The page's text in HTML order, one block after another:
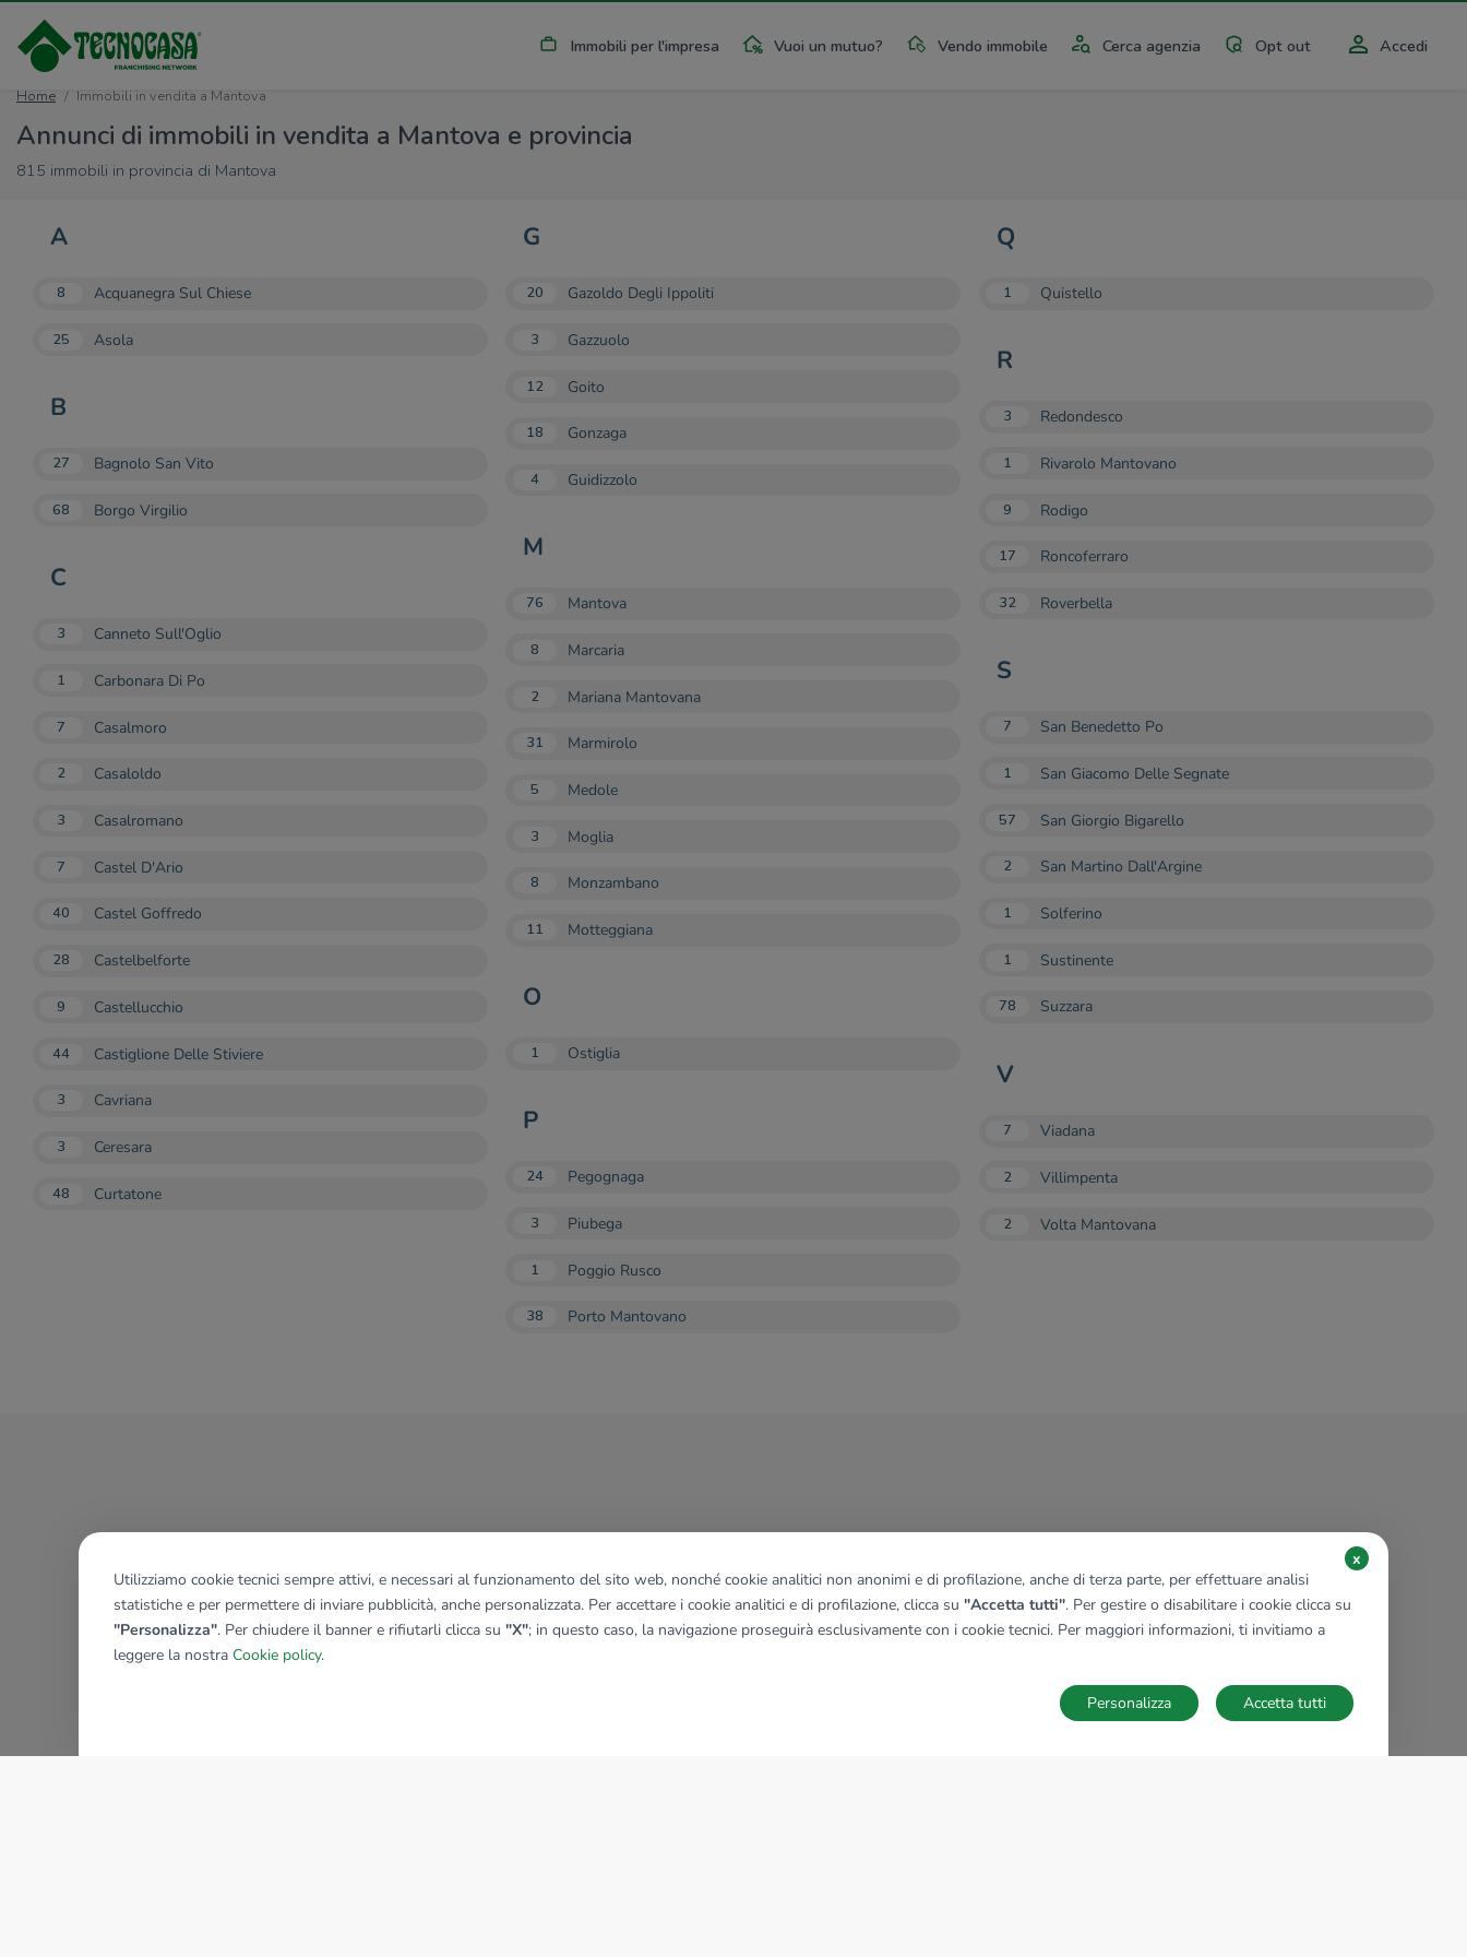
Immobili per l'impresa Vuoi un mutuo? Vendo immobile Cerca agenzia Opt out Accedi
Home Immobili in vendita a Mantova
Annunci di immobili in vendita a Mantova e provincia
815 immobili in provincia di Mantova
A
8 Acquanegra Sul Chiese
25 Asola
B
27 Bagnolo San Vito
68 Borgo Virgilio
C
3 Canneto Sull'Oglio
1 Carbonara Di Po
7 Casalmoro
2 Casaloldo
3 Casalromano
7 Castel D'Ario
40 Castel Goffredo
28 Castelbelforte
9 Castellucchio
44 Castiglione Delle Stiviere
3 Cavriana
3 Ceresara
48 Curtatone
G
20 Gazoldo Degli Ippoliti
3 Gazzuolo
12 Goito
18 Gonzaga
4 Guidizzolo
M
76 Mantova
8 Marcaria
2 Mariana Mantovana
31 Marmirolo
5 Medole
3 Moglia
8 Monzambano
11 Motteggiana
O
1 Ostiglia
P
24 Pegognaga
3 Piubega
1 Poggio Rusco
38 Porto Mantovano
Q
1 Quistello
R
3 Redondesco
1 Rivarolo Mantovano
9 Rodigo
17 Roncoferraro
32 Roverbella
S
7 San Benedetto Po
1 San Giacomo Delle Segnate
57 San Giorgio Bigarello
2 San Martino Dall'Argine
1 Solferino
1 Sustinente
78 Suzzara
V
7 Viadana
2 Villimpenta
2 Volta Mantovana
Utilizziamo cookie tecnici sempre attivi, e necessari al funzionamento del sito web, nonché cookie analitici non anonimi e di profilazione, anche di terza parte, per effettuare analisi
statistiche e per permettere di inviare pubblicità, anche personalizzata. Per accettare i cookie analitici e di profilazione, clicca su "Accetta tutti". Per gestire o disabilitare i cookie clicca su
"Personalizza". Per chiudere il banner e rifiutarli clicca su "X"; in questo caso, la navigazione proseguirà esclusivamente con i cookie tecnici. Per maggiori informazioni, ti invitiamo a
leggere la nostra Cookie policy.
x
Accetta tutti
Personalizza